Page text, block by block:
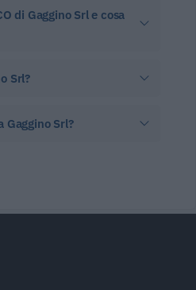
di Gaggino Srl e cosa
Srl?
Gaggino Srl?